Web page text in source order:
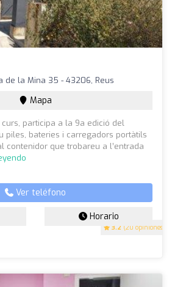
3.2 (20 opiniones)
de la Mina 35 - 43206, Reus
Mapa
curs, participa a la 9a edició del
piles, bateries i carregadors portàtils
contenidor que trobareu a l’entrada
Ver teléfono
Horario